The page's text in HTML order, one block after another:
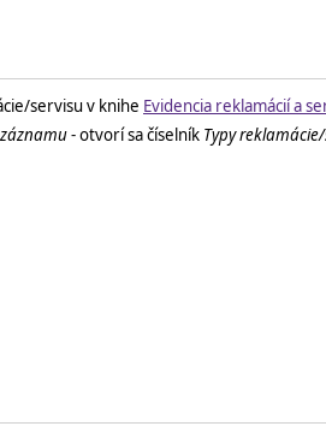
servisu v knihe Evidencia reklamácií a
- otvorí sa číselník Typy